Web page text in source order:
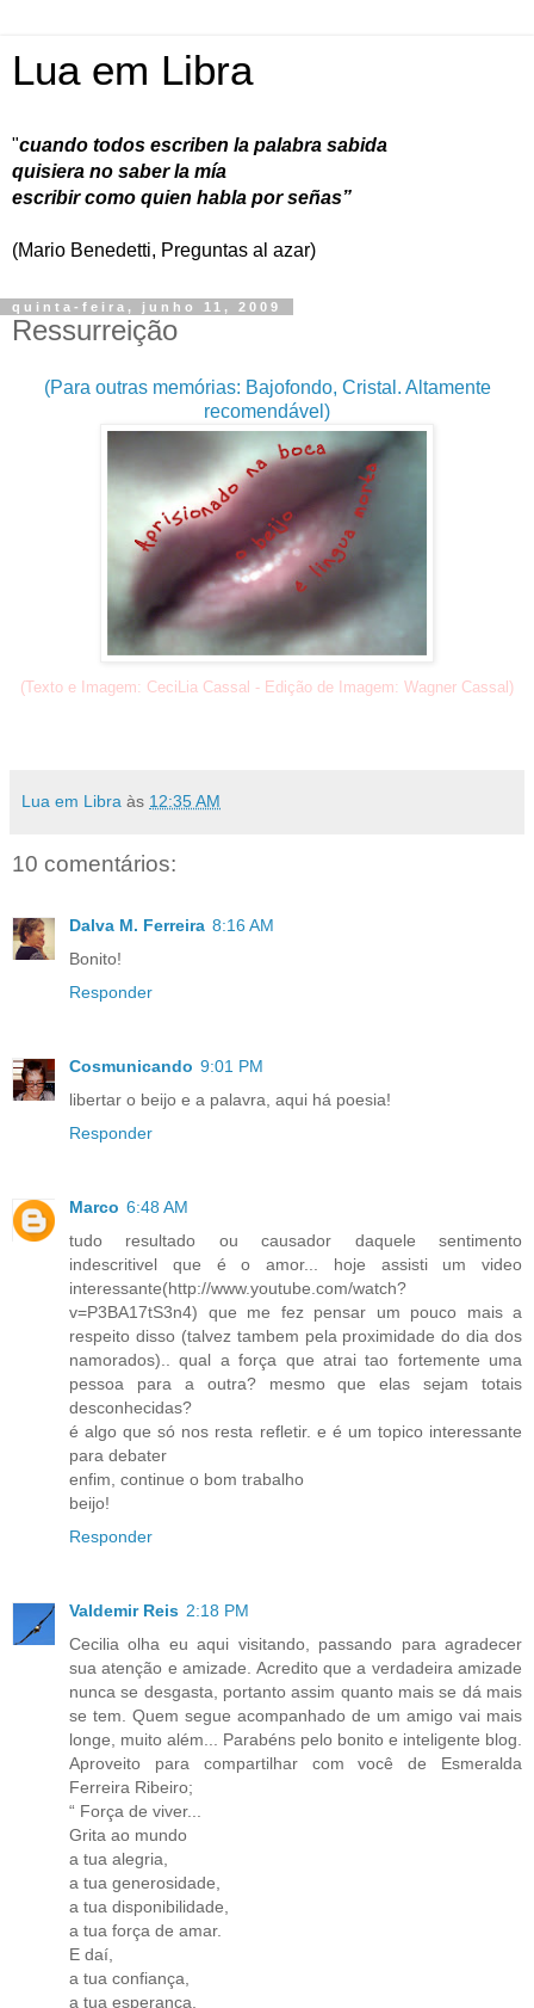
Lua em Libra
"cuando todos escriben la palabra sabida
quisiera no saber la mía
escribir como quien habla por señas”
(Mario Benedetti, Preguntas al azar)
quinta-feira, junho 11, 2009
Ressurreição
(Para outras memórias: Bajofondo, Cristal. Altamente
recomendável)
(Texto e Imagem: CeciLia Cassal - Edição de Imagem: Wagner Cassal)
Lua em Libra às 12:35 AM
10 comentários:
Dalva M. Ferreira 8:16 AM
Bonito!
Responder
Cosmunicando 9:01 PM
libertar o beijo e a palavra, aqui há poesia!
Responder
Marco 6:48 AM
tudo resultado ou causador daquele sentimento
indescritivel que é o amor... hoje assisti um video
interessante(http://www.youtube.com/watch?
v=P3BA17tS3n4) que me fez pensar um pouco mais a
respeito disso (talvez tambem pela proximidade do dia dos
namorados).. qual a força que atrai tao fortemente uma
pessoa para a outra? mesmo que elas sejam totais
desconhecidas?
é algo que só nos resta refletir. e é um topico interessante
para debater
enfim, continue o bom trabalho
beijo!
Responder
Valdemir Reis 2:18 PM
Cecilia olha eu aqui visitando, passando para agradecer
sua atenção e amizade. Acredito que a verdadeira amizade
nunca se desgasta, portanto assim quanto mais se dá mais
se tem. Quem segue acompanhado de um amigo vai mais
longe, muito além... Parabéns pelo bonito e inteligente blog.
Aproveito para compartilhar com você de Esmeralda
Ferreira Ribeiro;
“ Força de viver...
Grita ao mundo
a tua alegria,
a tua generosidade,
a tua disponibilidade,
a tua força de amar.
E daí,
a tua confiança,
a tua esperança,